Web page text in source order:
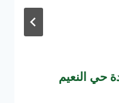
حي النعيم